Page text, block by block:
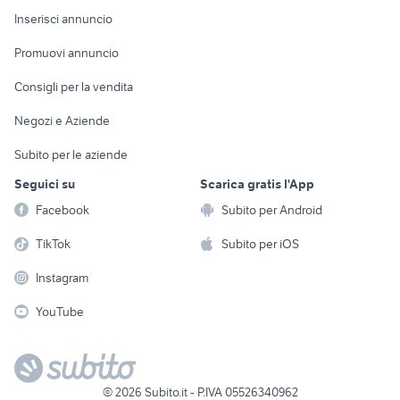
Console e
Fotografia
Telefonia
Biciclette
Inserisci annuncio
Promuovi annuncio
Consigli per la vendita
Negozi e Aziende
Subito per le aziende
Seguici su
Facebook
TikTok
Instagram
YouTube
Scarica gratis l'App
Subito per Android
Subito per iOS
©2026 Subito.it - P.IVA 05526340962